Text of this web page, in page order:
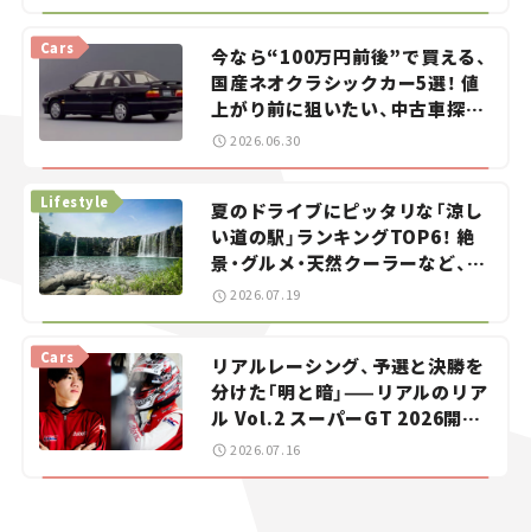
今なら“100万円前後”で買える、
国産ネオクラシックカー5選！ 値
上がり前に狙いたい、中古車探し
をお手伝い――ちょっとイケてるマ
Cars
2026.06.30
夏のドライブにピッタリな「涼し
い道の駅」ランキングTOP6！ 絶
景・グルメ・天然クーラーなど、避
暑におすすめのスポットを紹介
【道の駅マニアの推し駅ガイド】
Lifestyle
2026.07.19
リアルレーシング、予選と決勝を
分けた「明と暗」——リアルのリア
ル Vol.2 スーパーGT 2026開幕
戦 岡山国際サーキット
Cars
2026.07.16